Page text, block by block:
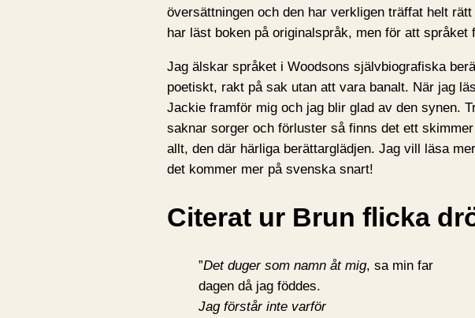
översättningen och den har verkligen träffat helt
har läst boken på originalspråk, men för att
Jag älskar språket i Woodsons självbiografiska
poetiskt, rakt på sak utan att vara banalt. När jag
Jackie framför mig och jag blir glad av den synen.
saknar sorger och förluster så finns det ett
allt, den där härliga berättarglädjen. Jag vill läsa
det kommer mer på svenska snart!
Citerat ur Brun flicka
”Det duger som namn åt mig, sa min far
dagen då jag föddes.
Jag förstår inte varför